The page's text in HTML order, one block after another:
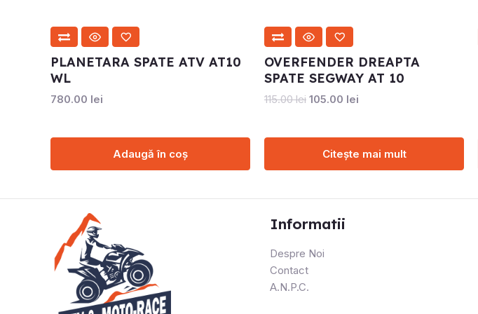
PLANETARA SPATE ATV AT10
WL
780.00 lei
Adaugă în coș
OVERFENDER DREAPTA
SPATE SEGWAY AT 10
115.00lei 105.00 lei
Citește mai mult
Informatii
Despre Noi
Contact
A.N.P.C.